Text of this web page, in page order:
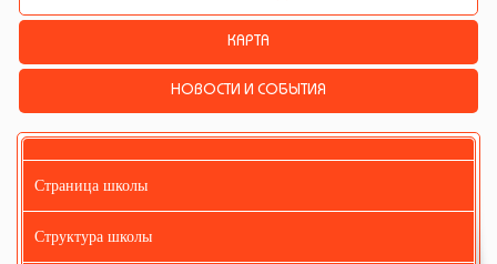
КАРТА
НОВОСТИ И СОБЫТИЯ
Страница школы
Структура школы